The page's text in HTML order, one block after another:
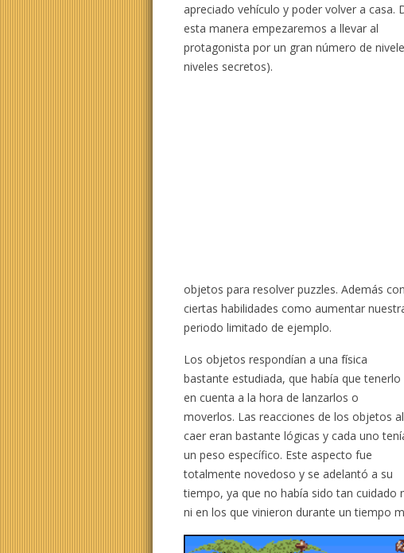
apreciado vehículo y poder volver a casa.
esta manera empezaremos a llevar al
protagonista por un gran número de
niveles secretos).
objetos para resolver puzzles. Además
ciertas habilidades como aumentar
periodo limitado de ejemplo.
Los objetos respondían a una física
bastante estudiada, que había que tenerlo
en cuenta a la hora de lanzarlos o
moverlos. Las reacciones de los objetos al
caer eran bastante lógicas y cada uno
un peso específico. Este aspecto fue
totalmente novedoso y se adelantó a su
tiempo, ya que no había sido tan cuidado
ni en los que vinieron durante un tiempo